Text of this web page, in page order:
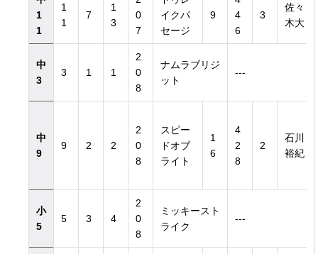
1
1
1
1
7
1
3
0
7
イクパ
セージ
9
4
6
3
佐々
木大
中
3
3 1 1
2
0
8
ナムラブリジ
ット
---
中
9
9 2 2
2
0
8
スピー
ドオブ
ライト
1
6
4
2
8
2
石川
裕紀
小
5
5 3 4
2
0
8
ミッキースト
ライク
---